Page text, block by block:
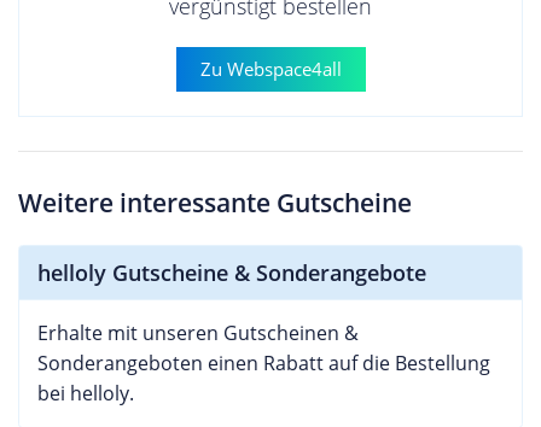
vergünstigt bestellen
Zu Webspace4all
Weitere interessante Gutscheine
helloly Gutscheine & Sonderangebote
Erhalte mit unseren Gutscheinen &
Sonderangeboten einen Rabatt auf die Bestellung
bei helloly.